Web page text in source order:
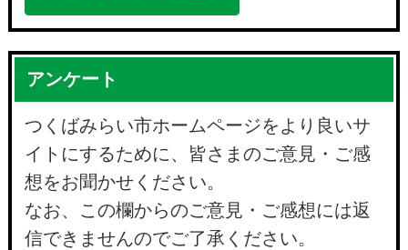
アンケート
つくばみらい市ホームページをより良いサ
イトにするために、皆さまのご意見・ご感
想をお聞かせください。
なお、この欄からのご意見・ご感想には返
信できませんのでご了承ください。